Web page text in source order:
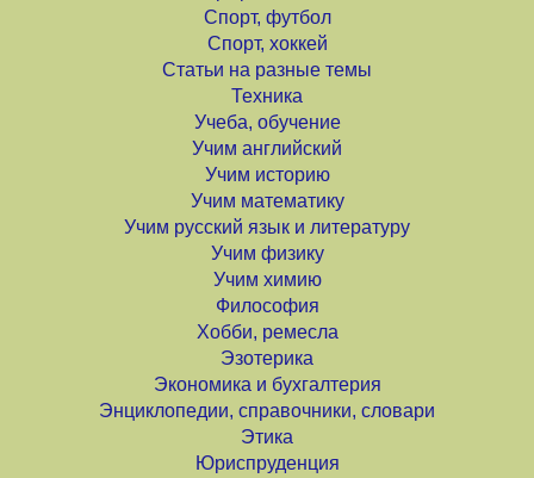
Спорт, футбол
Спорт, хоккей
Статьи на разные темы
Техника
Учеба, обучение
Учим английский
Учим историю
Учим математику
Учим русский язык и литературу
Учим физику
Учим химию
Философия
Хобби, ремесла
Эзотерика
Экономика и бухгалтерия
Энциклопедии, справочники, словари
Этика
Юриспруденция